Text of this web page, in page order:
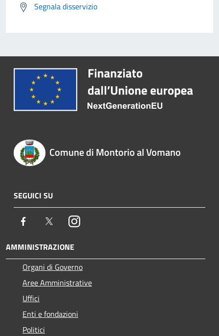
Segnala disservizio
Comune di Montorio al Vomano
SEGUICI SU
Facebook TwitterInstagram
AMMINISTRAZIONE
Organi di Governo
Aree Amministrative
Uffici
Enti e fondazioni
Politici